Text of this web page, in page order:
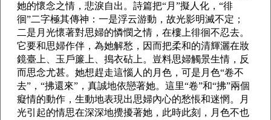
她的懷念之情，悲淚自出。詩篇把“月”擬人化，“徘
徊”二字極其傳神：一是浮云游動，故光影明滅不定；
二是月光懷著對思婦的憐憫之情，在樓上徘徊不忍去。
它要和思婦作伴，為她解愁，因而把柔和的清輝灑在妝
鏡臺上、玉戶簾上、搗衣砧上。豈料思婦觸景生情，反
而思念尤甚。她想趕走這惱人的月色，可是月色“卷不
去”，“拂還來”，真誠地依戀著她。這里“卷”和“拂”兩個
癡情的動作，生動地表現出思婦內心的愁悵和迷惘。月
光引起的情思在深深地攪擾著她，此時此刻，月色不也